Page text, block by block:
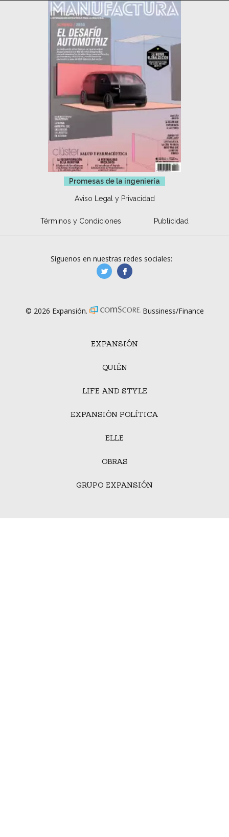
Promesas de la ingeniería
Aviso Legal y Privacidad
Términos y Condiciones Publicidad
EXPANSIÓN
QUIÉN
LIFE AND STYLE
EXPANSIÓN POLÍTICA
ELLE
OBRAS
GRUPO EXPANSIÓN
Síguenos en nuestras redes sociales:
manufacturaGE
© 2026 Expansión. Bussiness/Finance